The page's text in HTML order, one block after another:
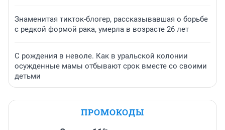
Знаменитая тикток-блогер, рассказывавшая о борьбе
с редкой формой рака, умерла в возрасте 26 лет
С рождения в неволе. Как в уральской колонии
осужденные мамы отбывают срок вместе со своими
детьми
ПРОМОКОДЫ